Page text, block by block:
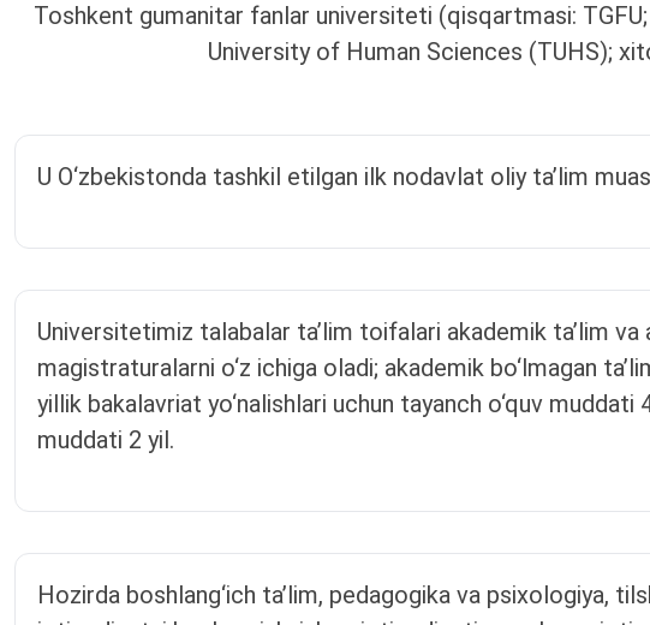
Toshkent gumanitar fanlar universiteti (qisqartmasi:
University of Human Sciences (TUHS);
U O‘zbekistonda tashkil etilgan ilk nodavlat oliy ta’lim
Universitetimiz talabalar ta’lim toifalari akademik ta’lim va
magistraturalarni o‘z ichiga oladi; akademik bo‘lmagan
yillik bakalavriat yo‘nalishlari uchun tayanch o‘quv
muddati 2 yil.
Hozirda boshlang‘ich ta’lim, pedagogika va psixologiya,